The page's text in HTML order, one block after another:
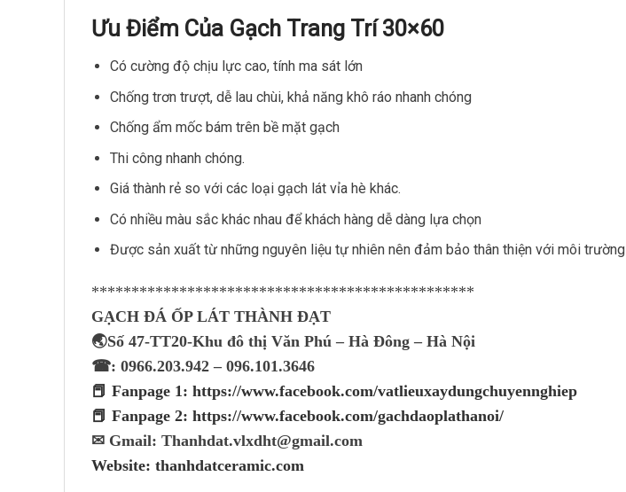
Ưu Điểm Của Gạch Trang Trí 30×60
Có cường độ chịu lực cao, tính ma sát lớn
Chống trơn trượt, dễ lau chùi, khả năng khô ráo nhanh chóng
Chống ẩm mốc bám trên bề mặt gạch
Thi công nhanh chóng.
Giá thành rẻ so với các loại gạch lát vỉa hè khác.
Có nhiều màu sắc khác nhau để khách hàng dễ dàng lựa chọn
Được sản xuất từ những nguyên liệu tự nhiên nên đảm bảo thân thiện với môi trường
************************************************
GẠCH ĐÁ ỐP LÁT THÀNH ĐẠT
🌏Số 47-TT20-Khu đô thị Văn Phú – Hà Đông – Hà Nội
☎: 0966.203.942 – 096.101.3646
📕 Fanpage 1: https://www.facebook.com/vatlieuxaydungchuyennghiep
📕 Fanpage 2: https://www.facebook.com/gachdaoplathanoi/
✉ Gmail: Thanhdat.vlxdht@gmail.com
Website: thanhdatceramic.com